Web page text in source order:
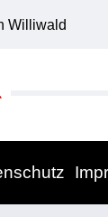
Williwald